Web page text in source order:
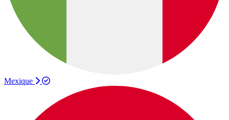
Mexique